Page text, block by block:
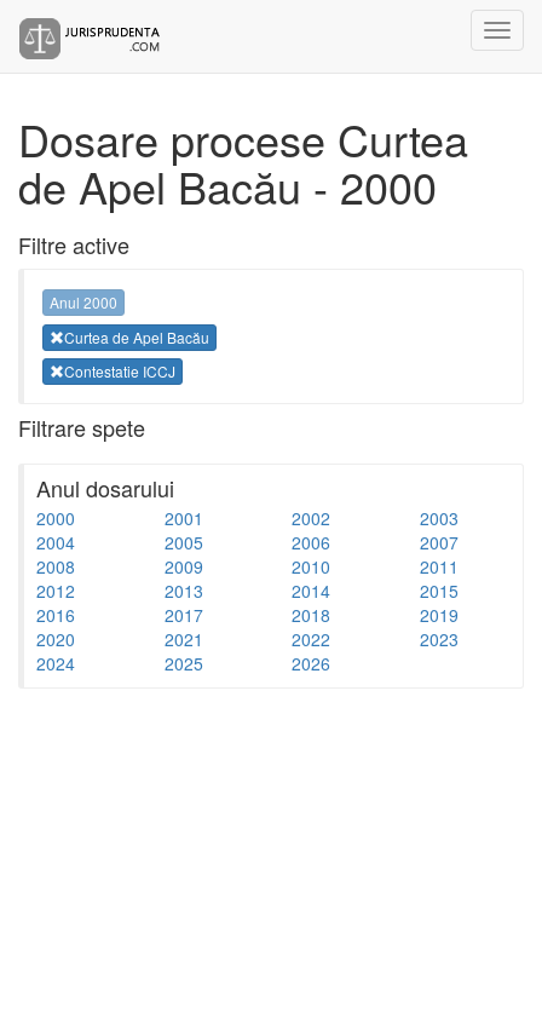
Dosare procese Curtea
de Apel Bacău - 2000
Filtre active
Anul 2000
Curtea de Apel Bacău
Contestatie ICCJ
Filtrare spete
Anul dosarului
2000 2001 2002
2003
2004
2005 2006
2007
2008
2009 2010
2011
2012
2013 2014
2015
2016
2017 2018
2019
2020
2021 2022
2023
2024
2025 2026